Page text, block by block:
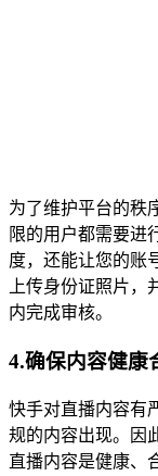
为了维护平台的秩
限的用户都需要进
度，还能让您的账
上传身份证照片
内完成审核。
4.确保内容健康
快手对直播内容有
规的内容出现。因
直播内容是健康、